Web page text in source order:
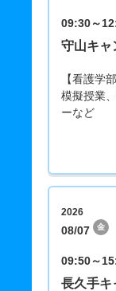
09:30～
守山キャ
【看護学部
模擬授業
ーなど
2026
08/07 金
09:50～
長久手キ